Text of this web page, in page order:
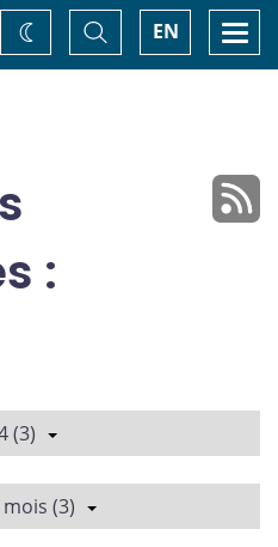
EN
Basculer
la
recherche
Changez
de
:
(3)
(3)